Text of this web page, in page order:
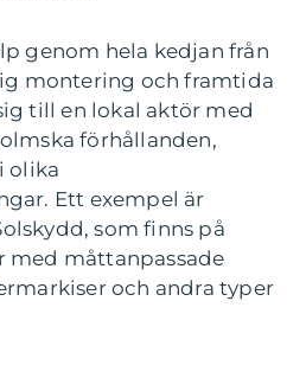
genom hela kedjan från
montering och framtida
till en lokal aktör med
förhållanden,
olika
Ett exempel är
som finns på
med måttanpassade
och andra typer